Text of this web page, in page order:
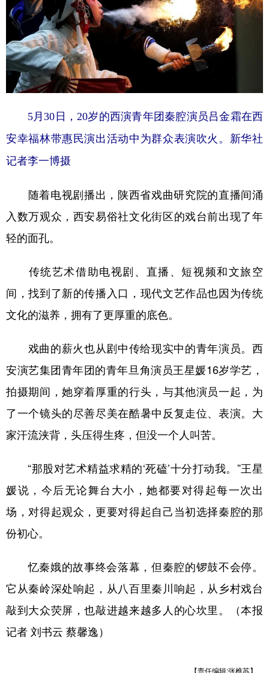
5月30日，20岁的西演青年团秦腔演员吕金霜在西
安幸福林带惠民演出活动中为群众表演吹火。新华社
记者李一博摄
随着电视剧播出，陕西省戏曲研究院的直播间涌
入数万观众，西安易俗社文化街区的戏台前出现了年
轻的面孔。
传统艺术借助电视剧、直播、短视频和文旅空
间，找到了新的传播入口，现代文艺作品也因为传统
文化的滋养，拥有了更厚重的底色。
戏曲的薪火也从剧中传给现实中的青年演员。西
安演艺集团青年团的青年旦角演员王星媛16岁学艺，
拍摄期间，她穿着厚重的行头，与其他演员一起，为
了一个镜头的尽善尽美在酷暑中反复走位、表演。大
家汗流浃背，头压得生疼，但没一个人叫苦。
“那股对艺术精益求精的‘死磕’十分打动我。”王星
媛说，今后无论舞台大小，她都要对得起每一次出
场，对得起观众，更要对得起自己当初选择秦腔的那
份初心。
忆秦娥的故事终会落幕，但秦腔的锣鼓不会停。
它从秦岭深处响起，从八百里秦川响起，从乡村戏台
敲到大众荧屏，也敲进越来越多人的心坎里。（本报
记者 刘书云 蔡馨逸）
【责任编辑:张樵苏】